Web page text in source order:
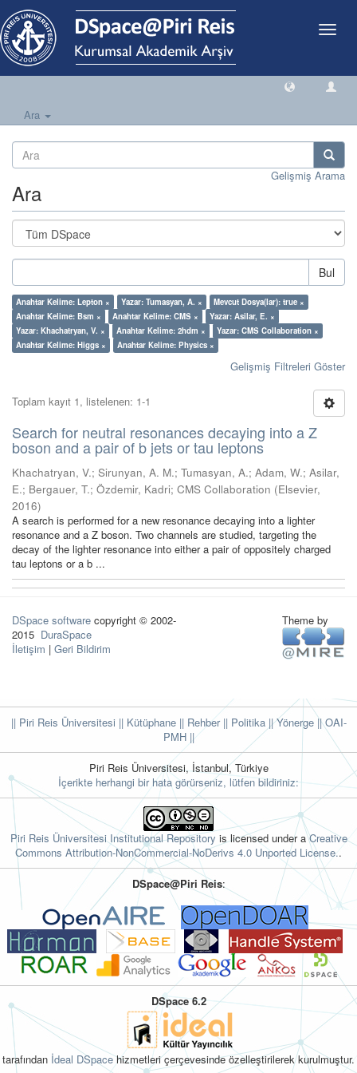
Geçiş
Ara
Gelişmiş Arama
Ara
Bul
Anahtar Kelime: Lepton × Yazar: Tumasyan, A. ×
Mevcut Dosya(lar): true ×
Anahtar Kelime: Bsm ×
Anahtar Kelime: CMS ×
Yazar: Asilar, E. ×
Yazar: Khachatryan, V. ×
Anahtar Kelime: 2hdm ×
Yazar: CMS Collaboration ×
Anahtar Kelime: Higgs ×
Anahtar Kelime: Physics ×
Gelişmiş Filtreleri Göster
Toplam kayıt 1, listelenen: 1-1
Search for neutral resonances decaying into a Z
boson and a pair of b jets or tau leptons
Khachatryan, V.; Sirunyan, A. M.; Tumasyan, A.; Adam, W.; Asilar,
E.; Bergauer, T.; Özdemir, Kadri; CMS Collaboration (Elsevier,
2016)
A search is performed for a new resonance decaying into a lighter
resonance and a Z boson. Two channels are studied, targeting the
decay of the lighter resonance into either a pair of oppositely charged
tau leptons or a b ...
DSpace software copyright © 2002-
2015 DuraSpace
İletişim | Geri Bildirim
Theme by
|| Piri Reis Üniversitesi || Kütüphane|| Rehber|| Politika|| Yönerge ||OAI-
PMH ||
Piri Reis Üniversitesi, İstanbul, Türkiye
İçerikte herhangi bir hata görürseniz, lütfen bildiriniz:
Piri Reis Üniversitesi Institutional Repository is licensed under aCreative
Commons Attribution-NonCommercial-NoDerivs 4.0 Unported License..
DSpace@Piri Reis:
DSpace 6.2
tarafından İdeal DSpacehizmetleri çerçevesinde özelleştirilerek kurulmuştur.